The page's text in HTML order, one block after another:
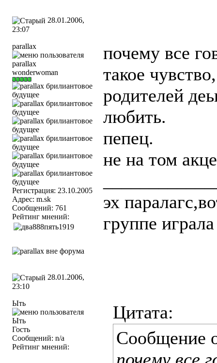
28.01.2006,
23:07
parallax
wonderwoman
Регистрация: 23.10.2005
Адрес: m.sk
Сообщений: 761
Рейтинг мнений:
почему все
такое
родителей
любить.
пепец.
не на том
эх
группе
28.01.2006,
23:10
Ыть
Гость
Сообщений: n/a
Рейтинг мнений:
Цитата:
Сообщение